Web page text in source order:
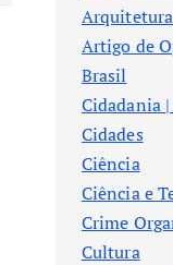
Artigo de
Brasil
Cidadania
Cidades
Ciência
Ciência e
Crime
Cultura